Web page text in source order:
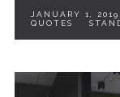
JANUARY 1, 2019
QUOTES